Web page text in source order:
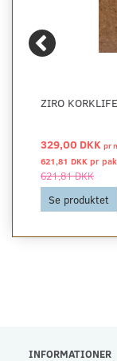
ZIRO
329,00 DKK pr
621,81 DKK pr
621,81 DKK
Se produktet
INFORMATIONER